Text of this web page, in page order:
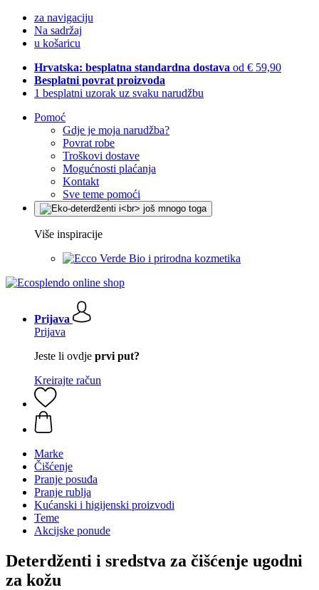
za navigaciju
Na sadržaj
u košaricu
Hrvatska: besplatna standardna dostava od € 59,90
Besplatni povrat proizvoda
1 besplatni uzorak uz svaku narudžbu
Pomoć
Gdje je moja narudžba?
Povrat robe
Troškovi dostave
Mogućnosti plaćanja
Kontakt
Sve teme pomoći
Više inspiracije
Bio i prirodna kozmetika
Prijava
Prijava
Jeste li ovdje prvi put?
Kreirajte račun
Marke
Čišćenje
Pranje posuđa
Pranje rublja
Kućanski i higijenski proizvodi
Teme
Akcijske ponude
Deterdženti i sredstva za čišćenje ugodni
za kožu